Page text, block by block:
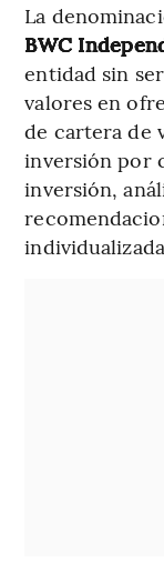
La
BWC
entidad sin
valores en
de cartera de
inversión por
inversión,